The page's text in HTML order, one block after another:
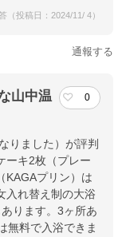
（投稿日：2024/11/ 4）
通報する
山中温
0
りました）が評判
ーキ2枚（プレー
KAGAプリン）は
入れ替え制の大浴
ります。3ヶ所あ
無料で入浴できま